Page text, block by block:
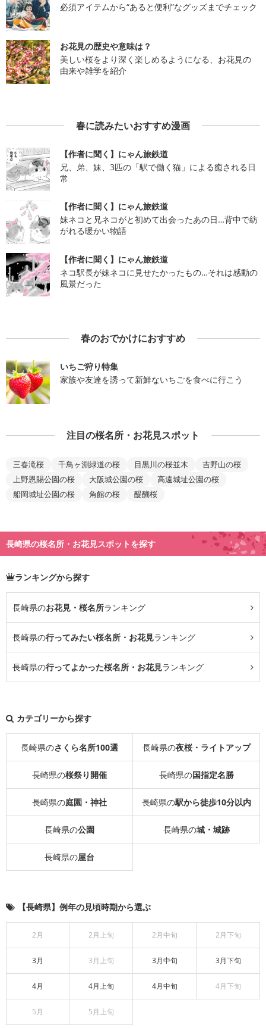
必須アイテムから“あると便利”なグッズまでチェック
お花見の歴史や意味は？
美しい桜をより深く楽しめるようになる、お花見の
由来や雑学を紹介
春に読みたいおすすめ漫画
【作者に聞く】にゃん旅鉄道
兄、弟、妹、3匹の「駅で働く猫」による癒される日
常
【作者に聞く】にゃん旅鉄道
妹ネコと兄ネコがと初めて出会ったあの日…背中で紡
がれる暖かい物語
【作者に聞く】にゃん旅鉄道
ネコ駅長が妹ネコに見せたかったもの…それは感動の
風景だった
春のおでかけにおすすめ
いちご狩り特集
家族や友達を誘って新鮮ないちごを食べに行こう
注目の桜名所・お花見スポット
三春滝桜 千鳥ヶ淵緑道の桜 目黒川の桜並木
吉野山の桜
上野恩賜公園の桜
大阪城公園の桜
高遠城址公園の桜
船岡城址公園の桜
角館の桜 醍醐桜
長崎県の桜名所・お花見スポットを探す
ランキングから探す
長崎県のお花見・桜名所ランキング
長崎県の行ってみたい桜名所・お花見ランキング
長崎県の行ってよかった桜名所・お花見ランキング
カテゴリーから探す
長崎県のさくら名所100選 長崎県の夜桜・ライトアップ
長崎県の桜祭り開催 長崎県の国指定名勝
長崎県の庭園・神社 長崎県の駅から徒歩10分以内
長崎県の公園 長崎県の城・城跡
長崎県の屋台
【長崎県】例年の見頃時期から選ぶ
2月 2月上旬 2月中旬 2月下旬
3月 3月上旬 3月中旬 3月下旬
4月 4月上旬 4月中旬 4月下旬
5月 5月上旬